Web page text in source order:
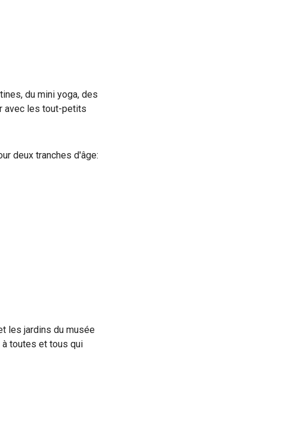
du mini yoga, des
avec les tout-petits
deux tranches d'âge:
les jardins du musée
à toutes et tous qui